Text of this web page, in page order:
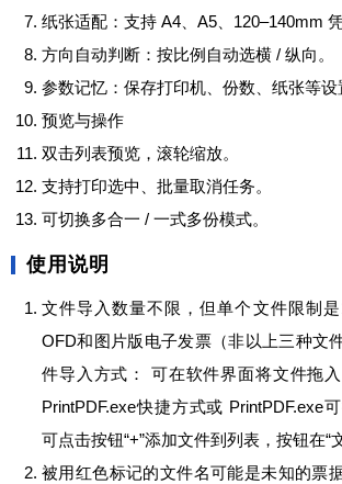
纸张适配：支持 A4、A5、120–140mm 凭
方向自动判断：按比例自动选横 / 纵向。
参数记忆：保存打印机、份数、纸张等设
预览与操作
双击列表预览，滚轮缩放。
支持打印选中、批量取消任务。
可切换多合一 / 一式多份模式。
使用说明
文件导入数量不限，但单个文件限制是
OFD和图片版电子发票（非以上三种文
件导入方式： 可在软件界面将文件拖
PrintPDF.exe快捷方式或 PrintPDF.exe
可点击按钮“+”添加文件到列表，按钮在“
被用红色标记的文件名可能是未知的票